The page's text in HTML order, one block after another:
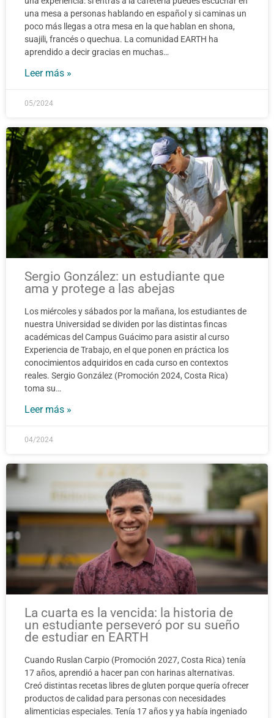
una mesa a personas hablando en español y si caminas un
poco más llegas a otra mesa en la que hablan en shona,
suajili, francés o quechua. La comunidad EARTH ha
aprendido a decir gracias en muchas…
Leer más »
05/2024
Sergio González: un estudiante que
ama y protege a las abejas
Los miércoles y sábados por la mañana, los estudiantes de
nuestra Universidad se dividen por las distintas fincas
académicas del Campus Guácimo para asistir al curso
Experiencia de Trabajo, en el que ponen en práctica los
conocimientos adquiridos en cada curso en contextos
reales. Sergio González (Promoción 2024, Costa Rica)
toma su…
Leer más »
04/2024
La cuarta es la vencida: la historia de
un estudiante perseveró por su sueño
de estudiar en EARTH
Cuando Ruslan Carpio (Promoción 2027, Costa Rica) tenía
17 años, aprendió a hacer pan con harinas alternativas.
Creó distintas recetas libres de gluten porque quería ofrecer
productos de calidad para personas con necesidades
alimenticias especiales. Tenía 17 años y ya había ingeniado